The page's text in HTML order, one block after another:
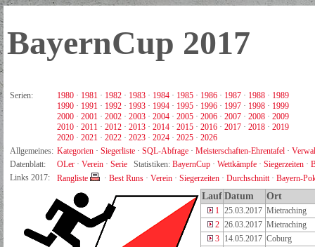
BayernCup 2017
Serien: 1980 · 1981 · 1982 · 1983 · 1984 · 1985 · 1986 · 1987 · 1988 · 1989
1990 · 1991 · 1992 · 1993 · 1994 · 1995 · 1996 · 1997 · 1998 · 1999
2000 · 2001 · 2002 · 2003 · 2004 · 2005 · 2006 · 2007 · 2008 · 2009
2010 · 2011 · 2012 · 2013 · 2014 · 2015 · 2016 · 2017 · 2018 · 2019
2020 · 2021 · 2022 · 2023 · 2024 · 2025 · 2026
Allgemeines: Kategorien · Siegerliste · SQL-Abfrage · Meisterschaften-Ehrentafel ·
Datenblatt:
OLer · Verein · Serie Statistiken: BayernCup · Wettkämpfe · Siegerzeiten ·
Links 2017:
Rangliste · Best Runs · Verein · Siegerzeiten · Durchschnitt· Bayern-
Lauf Datum Ort
1 25.03.2017 Mietraching
2 26.03.2017 Mietraching
3
14.05.2017 Coburg